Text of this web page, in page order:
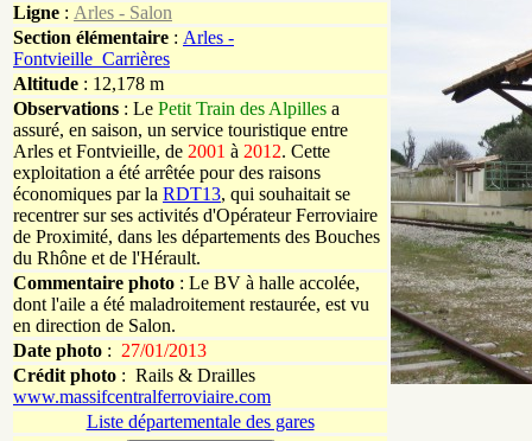
Ligne : Arles - Salon
Section élémentaire : Arles -
Fontvieille_Carrières
Altitude : 12,178 m
Observations : Le Petit Train des Alpilles a
assuré, en saison, un service touristique entre
Arles et Fontvieille, de 2001 à 2012. Cette
exploitation a été arrêtée pour des raisons
économiques par la RDT13, qui souhaitait se
recentrer sur ses activités d'Opérateur Ferroviaire
de Proximité, dans les départements des Bouches
du Rhône et de l'Hérault.
Commentaire photo : Le BV à halle accolée,
dont l'aile a été maladroitement restaurée, est vu
en direction de Salon.
Date photo : 27/01/2013
Crédit photo : Rails & Drailles
www.massifcentralferroviaire.com
Liste départementale des gares